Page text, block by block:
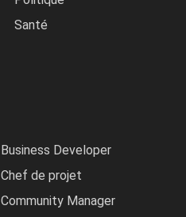
Santé
Business Developer
Chef de projet
Community Manager